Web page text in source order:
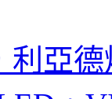
利亞